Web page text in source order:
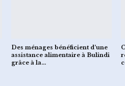
Des ménages bénéficient d’une
assistance alimentaire à Bulindi
grâce à la…